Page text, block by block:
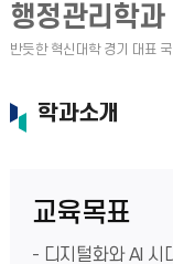
행정관리학과
학과소개
교육목표
- 디지털화와 AI 시